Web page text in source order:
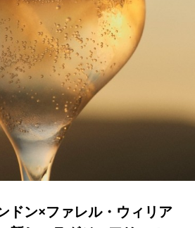
ドン×ファレル・ウィリア